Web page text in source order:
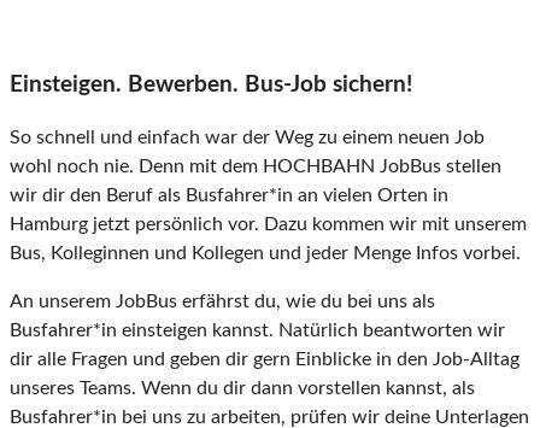
Einsteigen. Bewerben. Bus-Job sichern!
So schnell und einfach war der Weg zu einem neuen Job
wohl noch nie. Denn mit dem HOCHBAHN JobBus stellen
wir dir den Beruf als Busfahrer*in an vielen Orten in
Hamburg jetzt persönlich vor. Dazu kommen wir mit unserem
Bus, Kolleginnen und Kollegen und jeder Menge Infos vorbei.
An unserem JobBus erfährst du, wie du bei uns als
Busfahrer*in einsteigen kannst. Natürlich beantworten wir
dir alle Fragen und geben dir gern Einblicke in den Job-Alltag
unseres Teams. Wenn du dir dann vorstellen kannst, als
Busfahrer*in bei uns zu arbeiten, prüfen wir deine Unterlagen